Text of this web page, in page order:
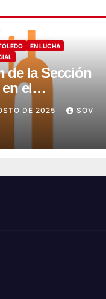
EN LUCHA
de la Sección
el
Asistencial
–
Summa
DE 2025 SOV